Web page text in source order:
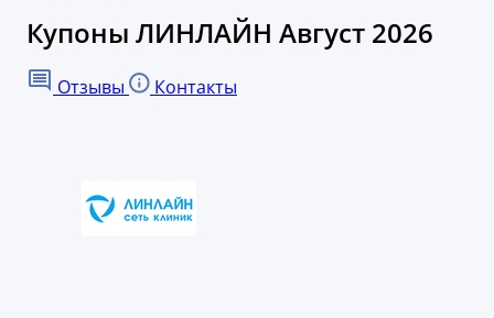
Купоны ЛИНЛАЙН Август 2026
Отзывы Контакты